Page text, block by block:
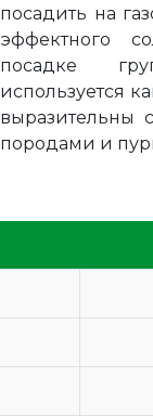
посадить на
эффектного
посадке
используется
выразительны
породами и